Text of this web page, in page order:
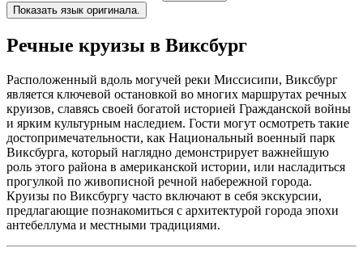
Показать язык оригинала.
Речные круизы в Виксбург
Расположенный вдоль могучей реки Миссисипи, Виксбург
является ключевой остановкой во многих маршрутах речных
круизов, славясь своей богатой историей Гражданской войны
и ярким культурным наследием. Гости могут осмотреть такие
достопримечательности, как Национальный военный парк
Виксбурга, который наглядно демонстрирует важнейшую
роль этого района в американской истории, или насладиться
прогулкой по живописной речной набережной города.
Круизы по Виксбургу часто включают в себя экскурсии,
предлагающие познакомиться с архитектурой города эпохи
антебеллума и местными традициями.